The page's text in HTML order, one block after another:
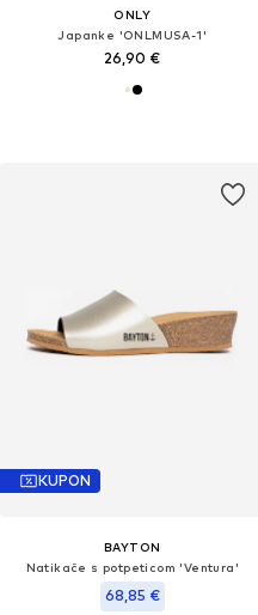
ONLY
Japanke 'ONLMUSA-1'
26,90 €
KUPON
BAYTON
Natikače s potpeticom 'Ventura'
68,85 €